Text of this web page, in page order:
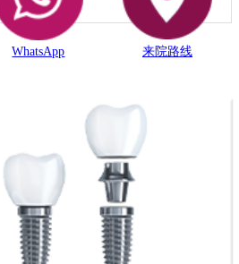
WhatsApp 来院路线